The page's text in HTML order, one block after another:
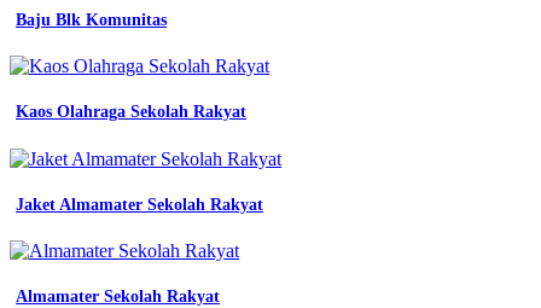
-
Rekomendasi
Desain
Jersey
Batik
Cirebon
Pdh
-
Proyek
Baju Blk Komunitas
Kaos Olahraga Sekolah Rakyat
Jaket Almamater Sekolah Rakyat
Almamater Sekolah Rakyat